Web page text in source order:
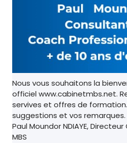
Nous vous souhaitons la
officiel www.cabinetmbs.net.
servives et offres de
suggestions et vos remarques.
Paul Moundor NDIAYE,
MBS